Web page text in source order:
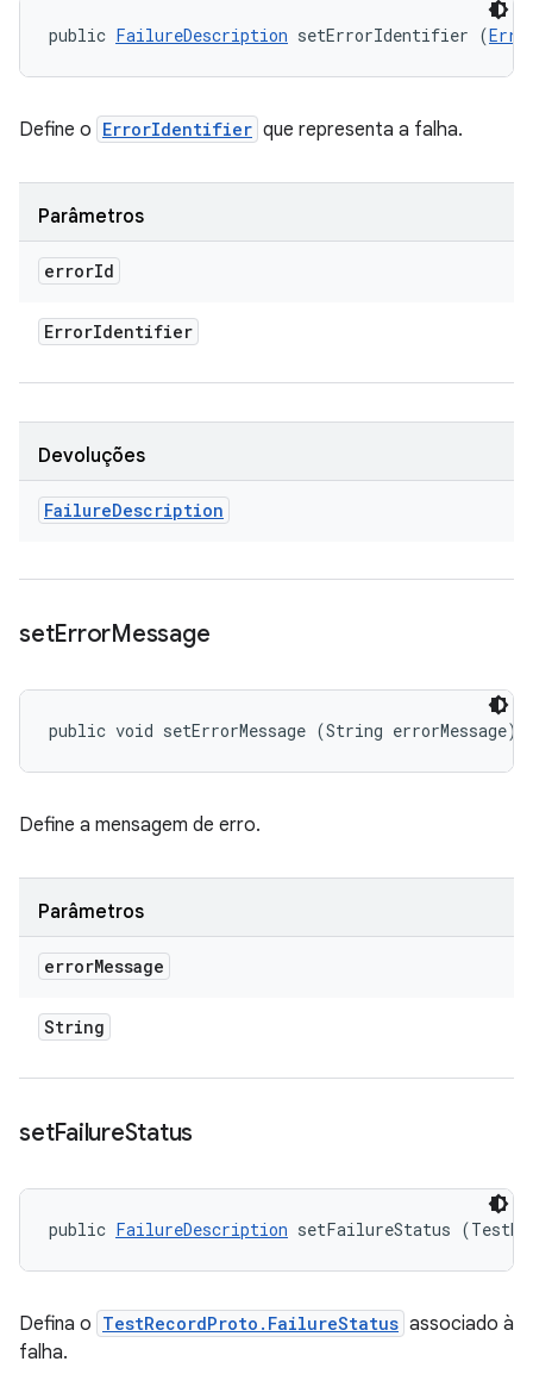
public FailureDescription setErrorIdentifier (
Define o ErrorIdentifier que representa a falha.
Parâmetros
errorId
ErrorIdentifier
Devoluções
FailureDescription
setErrorMessage
public void setErrorMessage (String errorMessage)
Define a mensagem de erro.
Parâmetros
errorMessage
String
setFailureStatus
public FailureDescription setFailureStatus
Defina o TestRecordProto.FailureStatus associado à
falha.